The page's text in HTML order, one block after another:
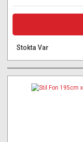
Stokta Var